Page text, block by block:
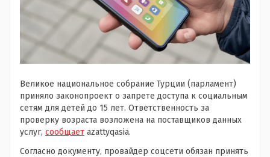
Великое национальное собрание Турции (парламент)
приняло законопроект о запрете доступа к социальным
сетям для детей до 15 лет. Ответственность за
проверку возраста возложена на поставщиков данных
услуг, сообщает azattyqasia.
Согласно документу, провайдер соцсети обязан принять